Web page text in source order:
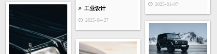
工业设计
2025-04-27
2025-01-07